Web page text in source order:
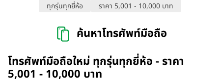
ทุกรุ่นทุกยี่ห้อ ราคา 5,001 - 10,000 บาท
ค้นหาโทรศัพท์มือถือ
โทรศัพท์มือถือใหม่ ทุกรุ่นทุกยี่ห้อ - ราคา
5,001 - 10,000 บาท